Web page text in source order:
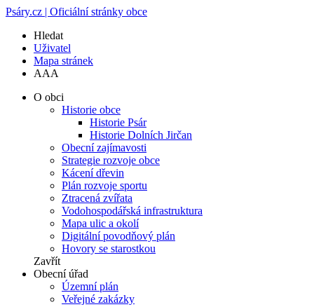
Psáry.cz | Oficiální stránky obce
Hledat
Uživatel
Mapa stránek
AAA
O obci
Historie obce
Historie Psár
Historie Dolních Jirčan
Obecní zajímavosti
Strategie rozvoje obce
Kácení dřevin
Plán rozvoje sportu
Ztracená zvířata
Vodohospodářská infrastruktura
Mapa ulic a okolí
Digitální povodňový plán
Hovory se starostkou
Zavřít
Obecní úřad
Územní plán
Veřejné zakázky